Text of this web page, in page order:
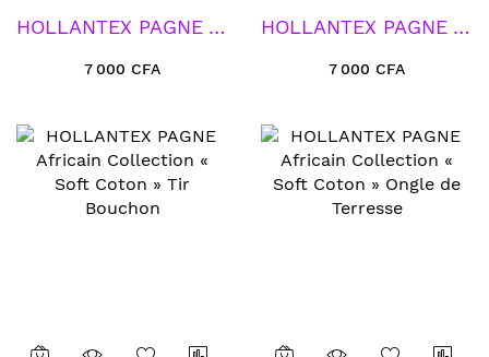
HOLLANTEX PAGNE Africain Collection « Soft Coton » Ton Pied-Ton Pied
7 000 CFA
HOLLANTEX PAGNE Africain Collection « Soft Coton » Cockiage
7 000 CFA